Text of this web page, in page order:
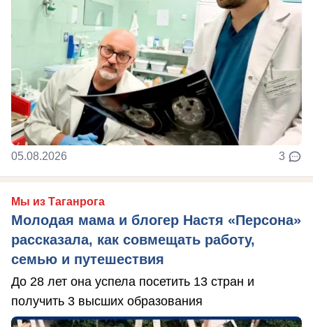
05.08.2026 3
Мы из Таганрога
Молодая мама и блогер Настя «Персона»
рассказала, как совмещать работу,
семью и путешествия
До 28 лет она успела посетить 13 стран и
получить 3 высших образования